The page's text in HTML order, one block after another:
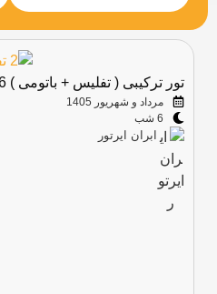
تور ترکیبی ( تفلیس + باتومی ) 6 شب
مرداد و شهریور 1405
6 شب
ابران ایرتور